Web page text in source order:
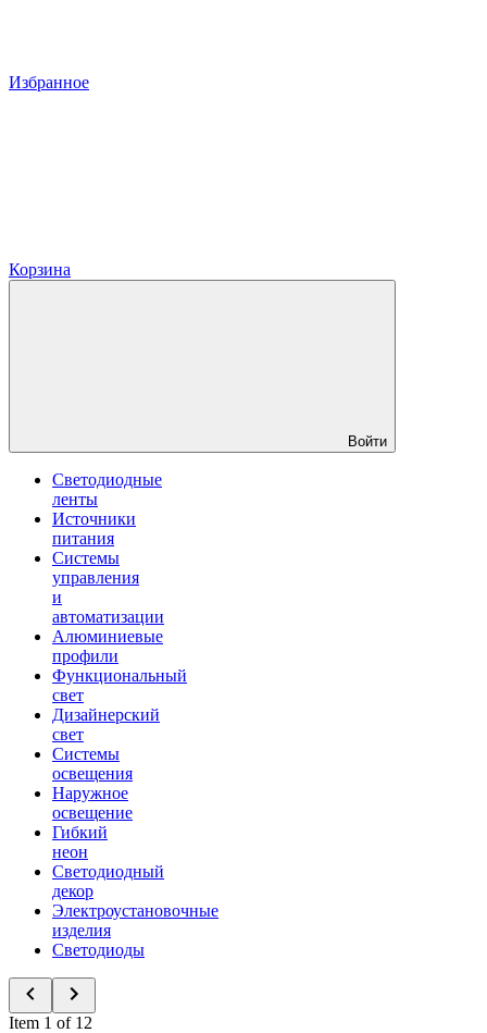
Избранное
Корзина
Войти
Светодиодные
ленты
Источники
питания
Системы
управления
и
автоматизации
Алюминиевые
профили
Функциональный
свет
Дизайнерский
свет
Системы
освещения
Наружное
освещение
Гибкий
неон
Светодиодный
декор
Электроустановочные
изделия
Светодиоды
Item 1 of 12